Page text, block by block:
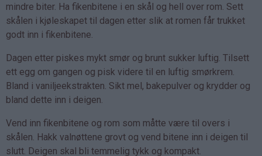
mindre biter. Ha fikenbitene i en skål og hell over rom. Sett
skålen i kjøleskapet til dagen etter slik at romen får trukket
godt inn i fikenbitene.
Dagen etter piskes mykt smør og brunt sukker luftig. Tilsett
ett egg om gangen og pisk videre til en luftig smørkrem.
Bland i vaniljeekstrakten. Sikt mel, bakepulver og krydder og
bland dette inn i deigen.
Vend inn fikenbitene og rom som måtte være til overs i
skålen. Hakk valnøttene grovt og vend bitene inn i deigen til
slutt. Deigen skal bli temmelig tykk og kompakt.